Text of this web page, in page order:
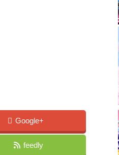
Google+
feedly